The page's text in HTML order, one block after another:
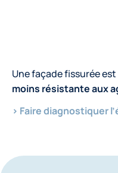
Une façade fissurée
moins résistante aux
> Faire diagnostiquer